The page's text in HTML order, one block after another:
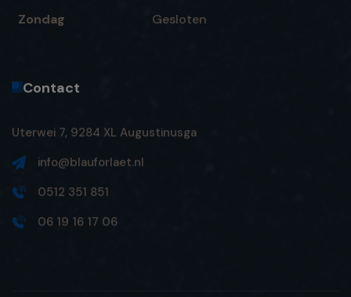
Zondag Gesloten
Contact
Uterwei 7, 9284 XL Augustinusga
info@blauforlaet.nl
0512 351 851
06 19 16 17 06